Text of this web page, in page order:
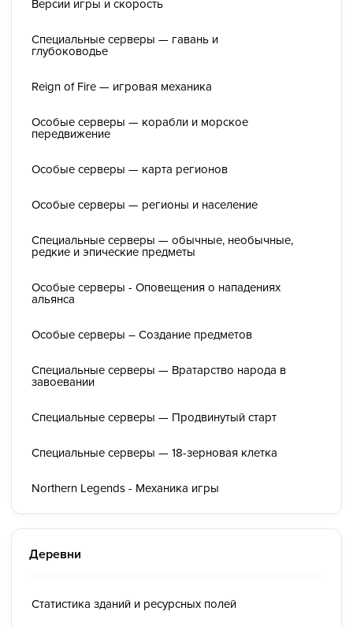
Версии игры и скорость
Специальные серверы — гавань и
глубоководье
Reign of Fire — игровая механика
Особые серверы — корабли и морское
передвижение
Особые серверы — карта регионов
Особые серверы — регионы и население
Специальные серверы — обычные, необычные,
редкие и эпические предметы
Особые серверы - Оповещения о нападениях
альянса
Особые серверы – Создание предметов
Специальные серверы — Вратарство народа в
завоевании
Специальные серверы — Продвинутый старт
Специальные серверы — 18-зерновая клетка
Northern Legends - Механика игры
Деревни
Статистика зданий и ресурсных полей